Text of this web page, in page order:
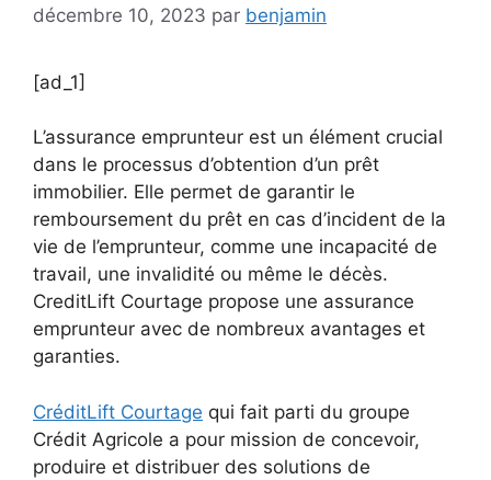
décembre 10, 2023 par benjamin
[ad_1]
L’assurance emprunteur est un élément crucial
dans le processus d’obtention d’un prêt
immobilier. Elle permet de garantir le
remboursement du prêt en cas d’incident de la
vie de l’emprunteur, comme une incapacité de
travail, une invalidité ou même le décès.
CreditLift Courtage propose une assurance
emprunteur avec de nombreux avantages et
garanties.
CréditLift Courtage qui fait parti du groupe
Crédit Agricole a pour mission de concevoir,
produire et distribuer des solutions de